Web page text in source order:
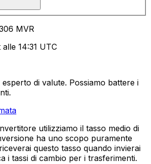
MVR
14:31 UTC
di valute. Possiamo battere i
utilizziamo il tasso medio di
ha uno scopo puramente
questo tasso quando invierai
i tassi di cambio per i trasferimenti.